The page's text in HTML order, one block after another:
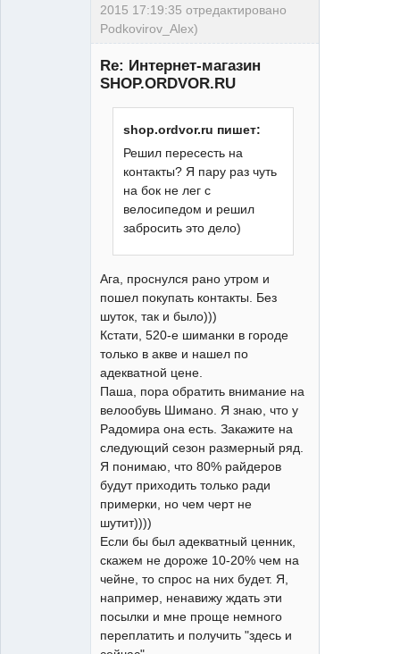
2015 17:19:35 отредактировано
Podkovirov_Alex)
Re: Интернет-магазин
SHOP.ORDVOR.RU
shop.ordvor.ru пишет:
Решил пересесть на
контакты? Я пару раз чуть
на бок не лег с
велосипедом и решил
забросить это дело)
Ага, проснулся рано утром и
пошел покупать контакты. Без
шуток, так и было)))
Кстати, 520-е шиманки в городе
только в акве и нашел по
адекватной цене.
Паша, пора обратить внимание на
велообувь Шимано. Я знаю, что у
Радомира она есть. Закажите на
следующий сезон размерный ряд.
Я понимаю, что 80% райдеров
будут приходить только ради
примерки, но чем черт не
шутит))))
Если бы был адекватный ценник,
скажем не дороже 10-20% чем на
чейне, то спрос на них будет. Я,
например, ненавижу ждать эти
посылки и мне проще немного
переплатить и получить "здесь и